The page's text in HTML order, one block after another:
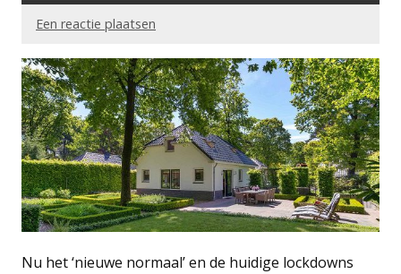
Een reactie plaatsen
Nu het ‘nieuwe normaal’ en de huidige lockdowns